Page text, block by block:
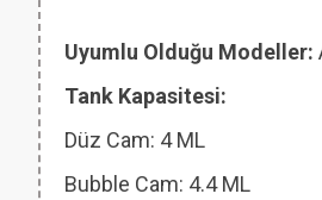
Uyumlu Olduğu Modeller:
Tank Kapasitesi:
Düz Cam: 4 ML
Bubble Cam: 4.4 ML